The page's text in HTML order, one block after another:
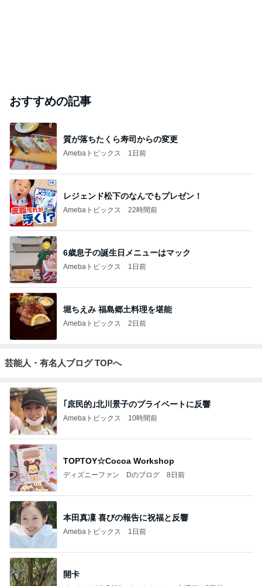
おすすめの記事
質が落ちたくら寿司からの変更
Amebaトピックス 1日前
レジェンド松下のなんでもプレゼン！
Amebaトピックス 22時間前
6歳息子の誕生日メニューはマック
Amebaトピックス 1日前
堀ちえみ 福島郷土料理を堪能
Amebaトピックス 2日前
芸能人・有名人ブログ TOPへ
｢庶民的｣北川景子のプライベートに反響
Amebaトピックス 10時間前
TOPTOY☆Cocoa Workshop
ディズニーファン Dのブログ 8日前
本田真凜 喜びの報告に祝福と反響
Amebaトピックス 1日前
開卡